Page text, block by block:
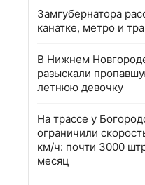
Замгубернатора
канатке, метро и
В Нижнем
разыскали
летнюю девочку
На трассе у
ограничили
км/ч: почти 3000
месяц